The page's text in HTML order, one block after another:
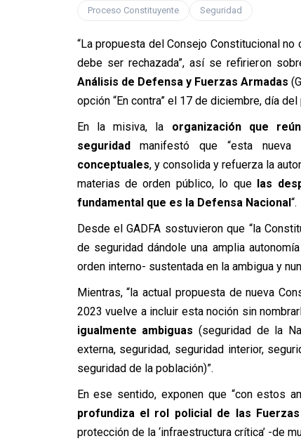
Proceso Constituyente Seguridad
“La propuesta del Consejo Constitucional
debe ser rechazada”, así se refirieron
Análisis de Defensa y Fuerzas Armadas
opción “En contra” el 17 de diciembre, día
En la misiva, la organización que
seguridadmanifestó que “esta nueva
conceptuales, y consolida y refuerza la
materias de orden público, lo que las
fundamental que es la Defensa Nacional“.
Desde el GADFA sostuvieron que “la
de seguridad dándole una amplia
orden interno- sustentada en la ambigua y
Mientras, “la actual propuesta de nueva
2023 vuelve a incluir esta noción sin
igualmente ambiguas (seguridad de la
externa, seguridad, seguridad interior,
seguridad de la población)”.
En ese sentido, exponen que “con estos
profundiza el rol policial de las Fuerzas
protección de la ‘infraestructura crítica’ -de